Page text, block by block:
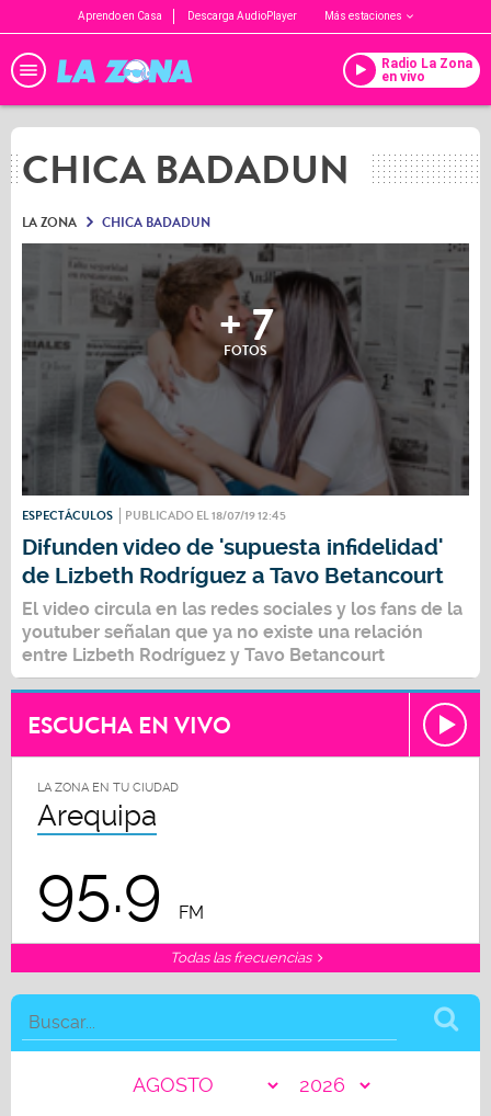
Aprendo en Casa Descarga AudioPlayer Más estaciones
Radio La Zona
en vivo
CHICA BADADUN
LA ZONA CHICA BADADUN
+ 7
FOTOS
ESPECTÁCULOS PUBLICADO EL 18/07/19 12:45
Difunden video de 'supuesta infidelidad'
de Lizbeth Rodríguez a Tavo Betancourt
El video circula en las redes sociales y los fans de la
youtuber señalan que ya no existe una relación
entre Lizbeth Rodríguez y Tavo Betancourt
ESCUCHA EN VIVO
LA ZONA EN TU CIUDAD
Arequipa
95.9 FM
Todas las frecuencias